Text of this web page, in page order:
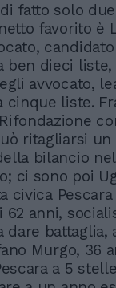
fatto solo
favorito è
ben dieci liste,
avvocato,
cinque liste.
ritagliarsi un
bilancio
ci sono poi
civica Pescara
62 anni,
battaglia,
Murgo, 36
a 5